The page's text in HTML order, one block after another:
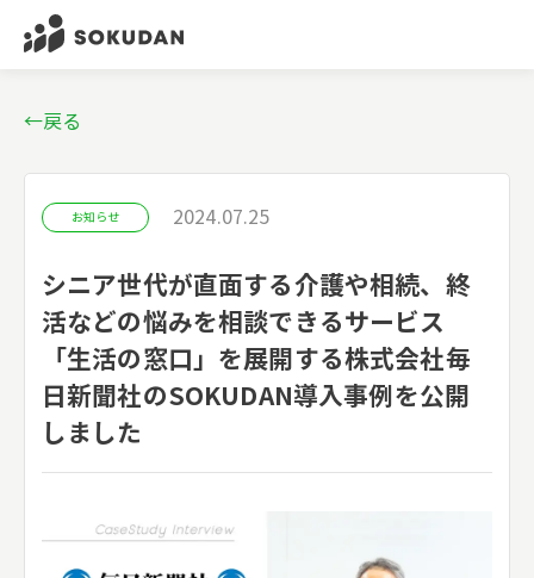
←戻る
お知らせ 2024.07.25
シニア世代が直面する介護や相続、終
活などの悩みを相談できるサービス
「生活の窓口」を展開する株式会社毎
日新聞社のSOKUDAN導入事例を公開
しました